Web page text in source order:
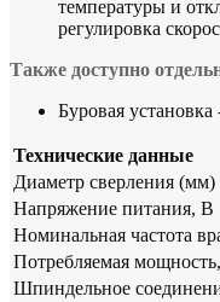
температуры и
регулировка
Также доступно
Буровая
Технические данные
Диаметр сверления (мм)
Напряжение питания, В
Номинальная частота
Потребляемая
Шпиндельное